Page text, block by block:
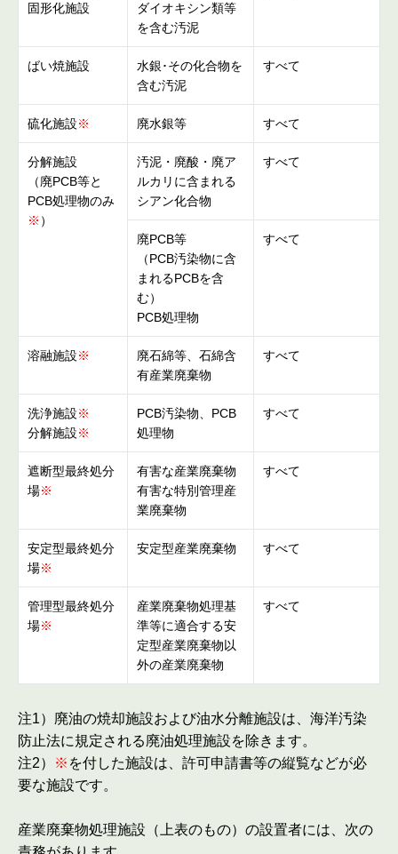
固形化施設
ダイオキシン類等
を含む汚泥
ばい焼施設
水銀･その化合物を
含む汚泥
すべて
硫化施設※ 廃⽔銀等 すべて
分解施設
（廃PCB等と
PCB処理物のみ
※ ）
汚泥・廃酸・廃ア
ルカリに含まれる
シアン化合物
すべて
廃PCB等
（PCB汚染物に含
まれるPCBを含
む）
PCB処理物
すべて
溶融施設※
廃⽯綿等、石綿含
有産業廃棄物
すべて
洗浄施設※
分解施設※
PCB汚染物、PCB
処理物
すべて
遮断型最終処分
場※
有害な産業廃棄物
有害な特別管理産
業廃棄物
すべて
安定型最終処分
場※
安定型産業廃棄物 すべて
管理型最終処分
場※
産業廃棄物処理基
準等に適合する安
定型産業廃棄物以
外の産業廃棄物
すべて
注1）廃油の焼却施設および油⽔分離施設は、海洋汚染
防⽌法に規定される廃油処理施設を除きます。
注2）
※ を付した施設は、許可申請書等の縦覧などが必
要な施設です。
産業廃棄物処理施設（上表のもの）の設置者には、次の